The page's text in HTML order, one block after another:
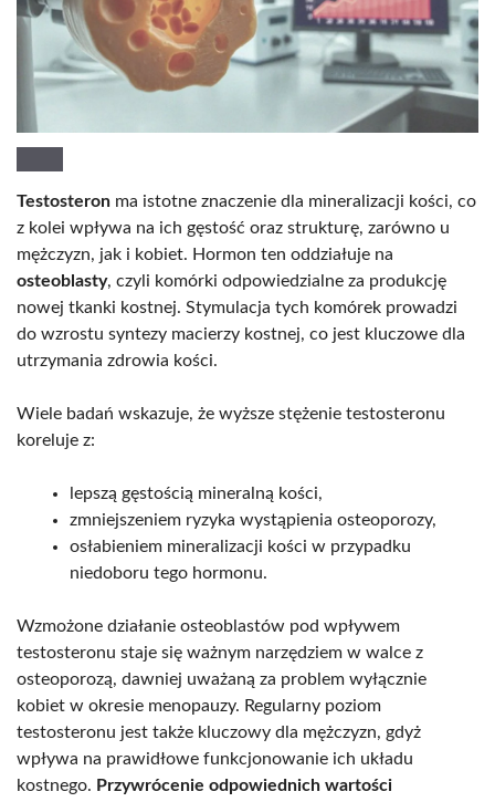
Testosteron ma istotne znaczenie dla mineralizacji kości, co
z kolei wpływa na ich gęstość oraz strukturę, zarówno u
mężczyzn, jak i kobiet. Hormon ten oddziałuje na
osteoblasty, czyli komórki odpowiedzialne za produkcję
nowej tkanki kostnej. Stymulacja tych komórek prowadzi
do wzrostu syntezy macierzy kostnej, co jest kluczowe dla
utrzymania zdrowia kości.
Wiele badań wskazuje, że wyższe stężenie testosteronu
koreluje z:
lepszą gęstością mineralną kości,
zmniejszeniem ryzyka wystąpienia osteoporozy,
osłabieniem mineralizacji kości w przypadku
niedoboru tego hormonu.
Wzmożone działanie osteoblastów pod wpływem
testosteronu staje się ważnym narzędziem w walce z
osteoporozą, dawniej uważaną za problem wyłącznie
kobiet w okresie menopauzy. Regularny poziom
testosteronu jest także kluczowy dla mężczyzn, gdyż
wpływa na prawidłowe funkcjonowanie ich układu
kostnego. Przywrócenie odpowiednich wartości